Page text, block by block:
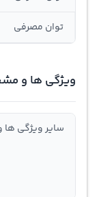
توان مصرفی
ویژگی ها و
سایر ویژگی ها